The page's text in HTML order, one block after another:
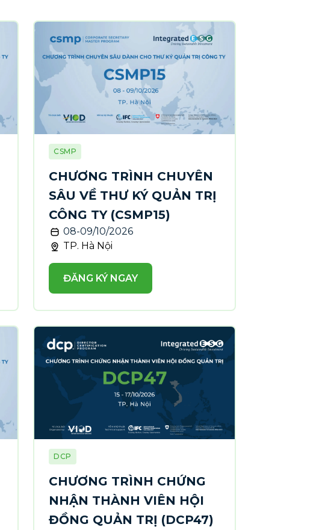
CSMP
CHƯƠNG TRÌNH CHUYÊN
SÂU VỀ THƯ KÝ QUẢN TRỊ
CÔNG TY (CSMP15)
08-09/10/2026
TP. Hà Nội
ĐĂNG KÝ NGAY
DCP
CHƯƠNG TRÌNH CHỨNG
NHẬN THÀNH VIÊN HỘI
ĐỒNG QUẢN TRỊ (DCP47)